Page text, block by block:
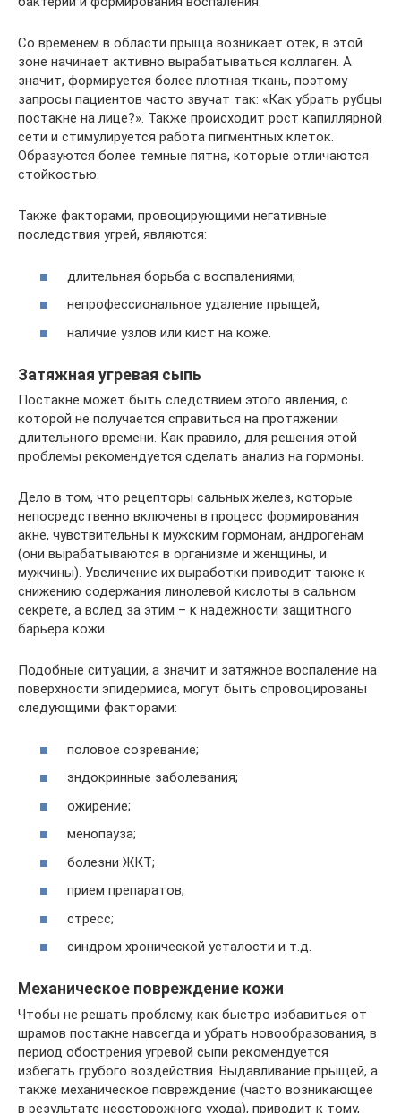
Со временем в области прыща возникает отек, в этой
зоне начинает активно вырабатываться коллаген. А
значит, формируется более плотная ткань, поэтому
запросы пациентов часто звучат так: «Как убрать рубцы
постакне на лице?». Также происходит рост капиллярной
сети и стимулируется работа пигментных клеток.
Образуются более темные пятна, которые отличаются
стойкостью.
Также факторами, провоцирующими негативные
последствия угрей, являются:
длительная борьба с воспалениями;
непрофессиональное удаление прыщей;
наличие узлов или кист на коже.
Затяжная угревая сыпь
Постакне может быть следствием этого явления, с
которой не получается справиться на протяжении
длительного времени. Как правило, для решения этой
проблемы рекомендуется сделать анализ на гормоны.
Дело в том, что рецепторы сальных желез, которые
непосредственно включены в процесс формирования
акне, чувствительны к мужским гормонам, андрогенам
(они вырабатываются в организме и женщины, и
мужчины). Увеличение их выработки приводит также к
снижению содержания линолевой кислоты в сальном
секрете, а вслед за этим – к надежности защитного
барьера кожи.
Подобные ситуации, а значит и затяжное воспаление на
поверхности эпидермиса, могут быть спровоцированы
следующими факторами:
половое созревание;
эндокринные заболевания;
ожирение;
менопауза;
болезни ЖКТ;
прием препаратов;
стресс;
синдром хронической усталости и т.д.
Механическое повреждение кожи
Чтобы не решать проблему, как быстро избавиться от
шрамов постакне навсегда и убрать новообразования, в
период обострения угревой сыпи рекомендуется
избегать грубого воздействия. Выдавливание прыщей, а
также механическое повреждение (часто возникающее
в результате неосторожного ухода), приводит к тому,